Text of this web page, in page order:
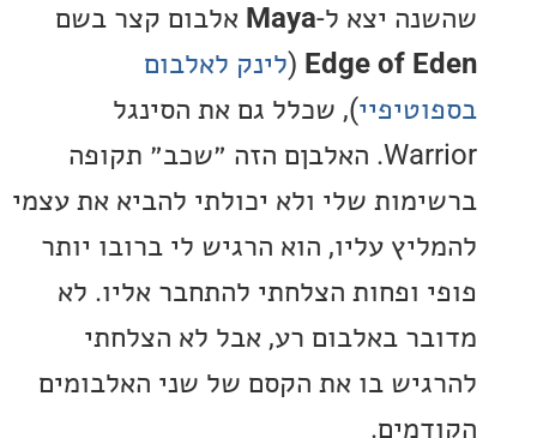
יצא ל-Mayaאלבום קצר בשם
Edge of
(לינק לאלבום
), שכלל גם את הסינגל
Warrior. האלבןם הזה ״שכב״ תקופה
שלי ולא יכולתי להביא את עצמי
עליו, הוא הרגיש לי ברובו יותר
ופחות הצלחתי להתחבר אליו. לא
באלבום רע, אבל לא הצלחתי
בו את הקסם של שני האלבומים